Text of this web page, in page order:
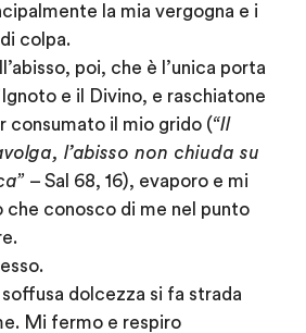
la mia vergogna e i
colpa.
poi, che è l’unica porta
e il Divino, e raschiatone
consumato il mio grido (“Il
l’abisso non chiuda su
– Sal 68, 16), evaporo e mi
conosco di me nel punto
soffusa dolcezza si fa strada
Mi fermo e respiro